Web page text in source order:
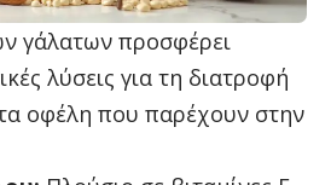
γάλατων προσφέρει
λύσεις για τη διατροφή
οφέλη που παρέχουν στην